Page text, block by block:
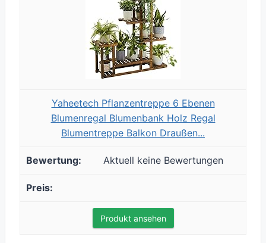
Yaheetech Pflanzentreppe 6 Ebenen
Blumenregal Blumenbank Holz Regal
Blumentreppe Balkon Draußen...
Aktuell keine Bewertungen
Produkt ansehen